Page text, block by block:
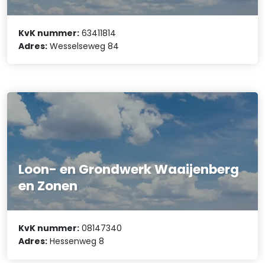
KvK nummer: 63411814
Adres: Wesselseweg 84
Loon- en Grondwerk Waaijenberg
en Zonen
KvK nummer: 08147340
Adres: Hessenweg 8